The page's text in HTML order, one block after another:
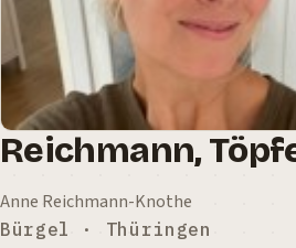
Reichmann,
Anne Reichmann-Knothe
Bürgel · Thüringen